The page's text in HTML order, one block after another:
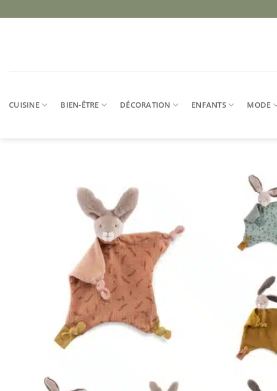
au
CUISINE BIEN-ÊTRE DÉCORATION ENFANTS MODE